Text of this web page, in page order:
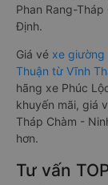
Phan Rang-
Định.
Giá vé xe giường
Thuận từ Vĩnh
hãng xe Phúc
khuyến mãi, giá
Tháp Chàm -
hơn.
Tư vấn